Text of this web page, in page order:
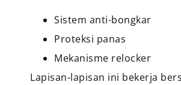
Sistem anti-bongkar
Proteksi panas
Mekanisme relocker
Lapisan-lapisan ini bekerja